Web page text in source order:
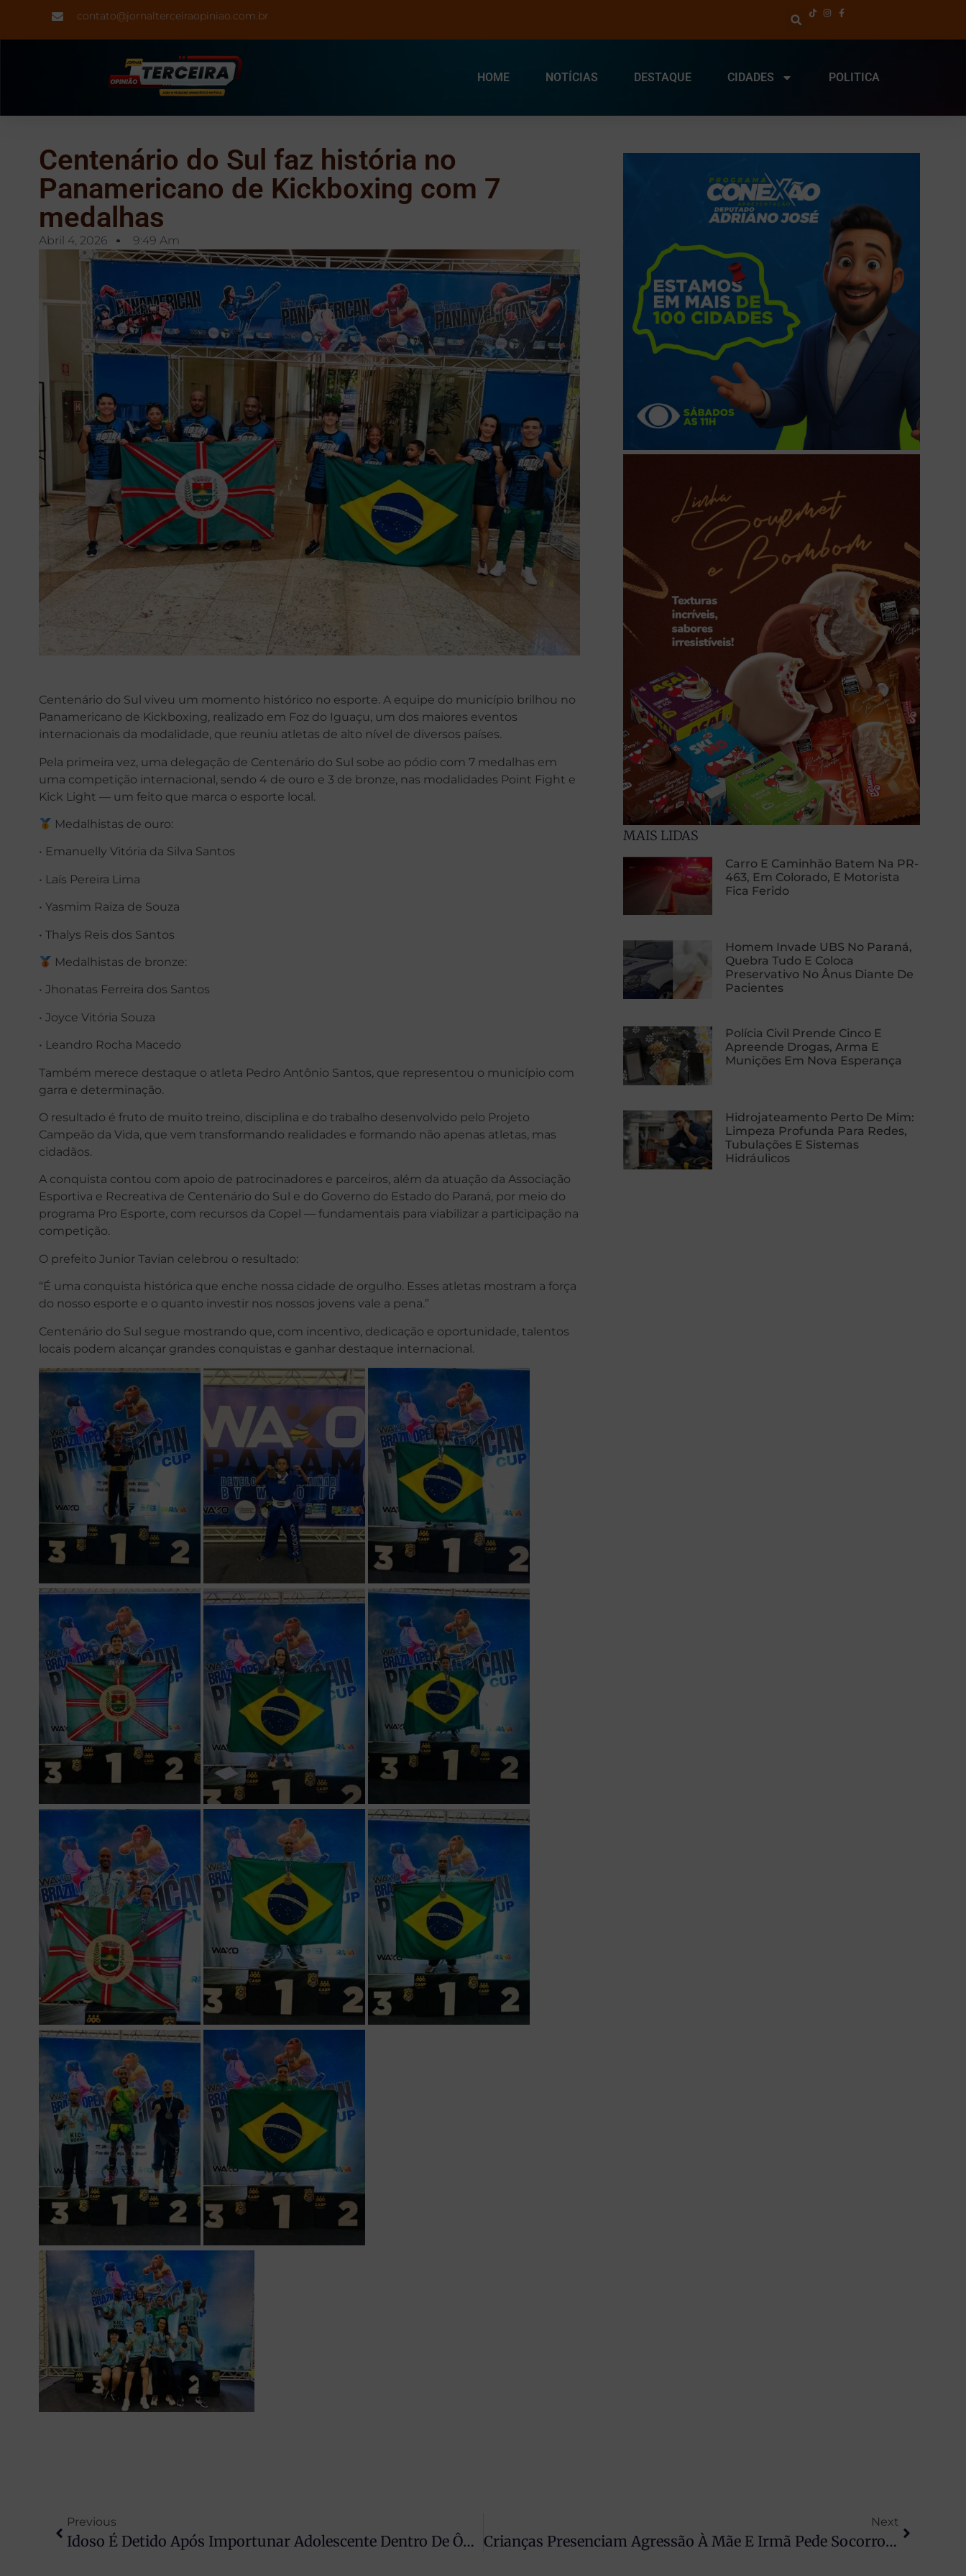
contato@jornalterceiraopiniao.com.br
HOME NOTÍCIAS DESTAQUE CIDADES POLITICA
Centenário do Sul faz história no
Panamericano de Kickboxing com 7
medalhas
Abril 4, 2026 9:49 Am
Centenário do Sul viveu um momento histórico no esporte. A equipe do município brilhou no
Panamericano de Kickboxing, realizado em Foz do Iguaçu, um dos maiores eventos
internacionais da modalidade, que reuniu atletas de alto nível de diversos países.
Pela primeira vez, uma delegação de Centenário do Sul sobe ao pódio com 7 medalhas em
uma competição internacional, sendo 4 de ouro e 3 de bronze, nas modalidades Point Fight e
Kick Light — um feito que marca o esporte local.
Medalhistas de ouro:
• Emanuelly Vitória da Silva Santos
• Laís Pereira Lima
• Yasmim Raiza de Souza
• Thalys Reis dos Santos
Medalhistas de bronze:
• Jhonatas Ferreira dos Santos
• Joyce Vitória Souza
• Leandro Rocha Macedo
Também merece destaque o atleta Pedro Antônio Santos, que representou o município com
garra e determinação.
O resultado é fruto de muito treino, disciplina e do trabalho desenvolvido pelo Projeto
Campeão da Vida, que vem transformando realidades e formando não apenas atletas, mas
cidadãos.
A conquista contou com apoio de patrocinadores e parceiros, além da atuação da Associação
Esportiva e Recreativa de Centenário do Sul e do Governo do Estado do Paraná, por meio do
programa Pro Esporte, com recursos da Copel — fundamentais para viabilizar a participação na
competição.
O prefeito Junior Tavian celebrou o resultado:
“É uma conquista histórica que enche nossa cidade de orgulho. Esses atletas mostram a força
do nosso esporte e o quanto investir nos nossos jovens vale a pena.”
Centenário do Sul segue mostrando que, com incentivo, dedicação e oportunidade, talentos
locais podem alcançar grandes conquistas e ganhar destaque internacional.
MAIS LIDAS
Carro E Caminhão Batem Na PR-
463, Em Colorado, E Motorista
Fica Ferido
Homem Invade UBS No Paraná,
Quebra Tudo E Coloca
Preservativo No Ânus Diante De
Pacientes
Polícia Civil Prende Cinco E
Apreende Drogas, Arma E
Munições Em Nova Esperança
Hidrojateamento Perto De Mim:
Limpeza Profunda Para Redes,
Tubulações E Sistemas
Hidráulicos
Previous
Idoso É Detido Após Importunar Adolescente Dentro De Ônibus Em Maringá
Next
Crianças Presenciam Agressão À Mãe E Irmã Pede Socorro Pelas Redes Sociais No PR